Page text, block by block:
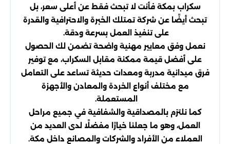
سكراب بمكة فأنت لا تبحث فقط عن أعلى سعر، بل
تبحث أيضًا عن شركة تمتلك الخبرة والاحترافية والقدرة
على تنفيذ العمل بسرعة ودقة.
نعمل وفق معايير مهنية واضحة تضمن لك الحصول
على أفضل قيمة ممكنة مقابل السكراب، مع توفير
فرق ميدانية مدربة ومعدات حديثة تساعد على التعامل
مع مختلف أنواع الخردة والمعادن والأجهزة
المستعملة.
كما نلتزم بالمصداقية والشفافية في جميع مراحل
العمل، وهو ما جعلنا خيارًا مفضلًا لدى العديد من
العملاء من الأفراد والشركات والمصانع داخل مكة.